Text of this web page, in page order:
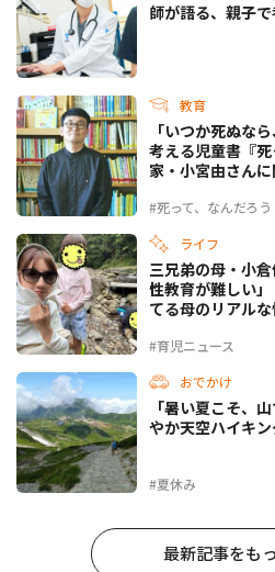
師が語る、親子
教育
#死って、なんだろう
「いつか死ぬな
考える児童書『
家・小宮由さんに
ライフ
#育児ニュース
三兄弟の母・小
性教育が難しい
てる母のリアル
おでかけ
#夏休み
「暑い夏こそ、
やか天空ハイキ
最新記事をも